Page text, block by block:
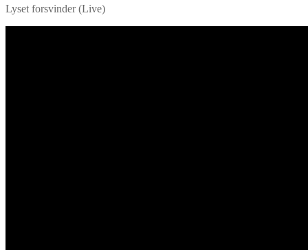
Lyset forsvinder (Live)